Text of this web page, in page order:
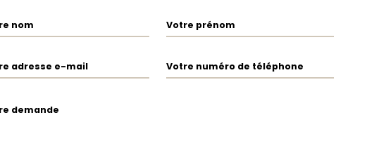
nom Votre prénom
adresse e-mail Votre numéro de téléphone
demande